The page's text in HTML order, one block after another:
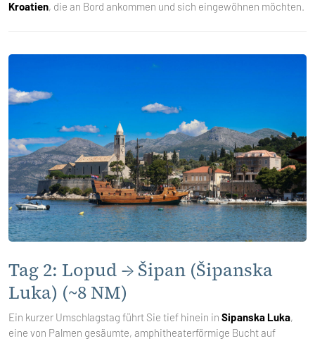
Kroatien, die an Bord ankommen und sich eingewöhnen möchten.
Tag 2: Lopud → Šipan (Šipanska
Luka) (~8 NM)
Ein kurzer Umschlagstag führt Sie tief hinein in Sipanska Luka,
eine von Palmen gesäumte, amphitheaterförmige Bucht auf